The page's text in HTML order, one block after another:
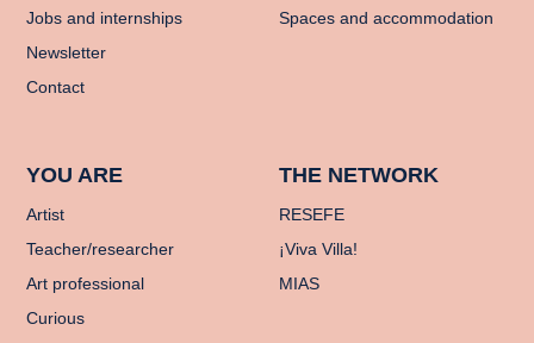
Jobs and internships
Newsletter
Contact
Spaces and accommodation
YOU ARE
Artist
Teacher/researcher
Art professional
Curious
THE NETWORK
RESEFE
¡Viva Villa!
MIAS